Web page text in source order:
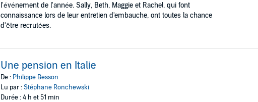
l'événement de l'année. Sally, Beth, Maggie et Rachel, qui font
connaissance lors de leur entretien d'embauche, ont toutes la chance
d'être recrutées.
Une pension en Italie
De : Philippe Besson
Lu par :Stéphane Ronchewski
Durée : 4 h et 51 min